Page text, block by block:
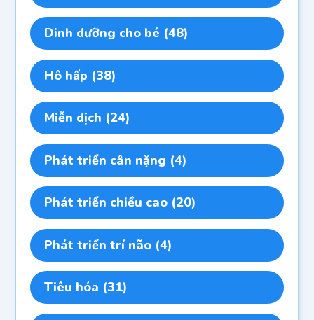
Dinh dưỡng cho bé (48)
Hô hấp (38)
Miễn dịch (24)
Phát triển cân nặng (4)
Phát triển chiều cao (20)
Phát triển trí não (4)
Tiêu hóa (31)